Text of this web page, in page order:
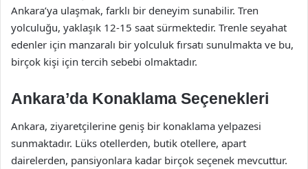
Ankara’ya ulaşmak, farklı bir deneyim sunabilir. Tren
yolculuğu, yaklaşık 12-15 saat sürmektedir. Trenle seyahat
edenler için manzaralı bir yolculuk fırsatı sunulmakta ve bu,
birçok kişi için tercih sebebi olmaktadır.
Ankara’da Konaklama Seçenekleri
Ankara, ziyaretçilerine geniş bir konaklama yelpazesi
sunmaktadır. Lüks otellerden, butik otellere, apart
dairelerden, pansiyonlara kadar birçok seçenek mevcuttur.